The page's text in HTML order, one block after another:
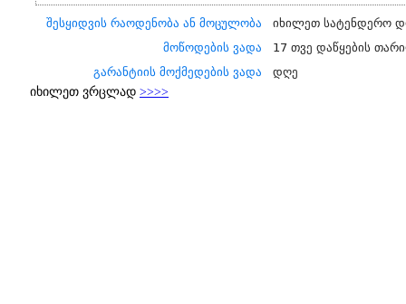
შესყიდვის რაოდენობა ან მოცულობა
იხილეთ სატენდერო
მოწოდების ვადა
17 თვე დაწყების
გარანტიის მოქმედების ვადა
დღე
იხილეთ ვრცლად >>>>